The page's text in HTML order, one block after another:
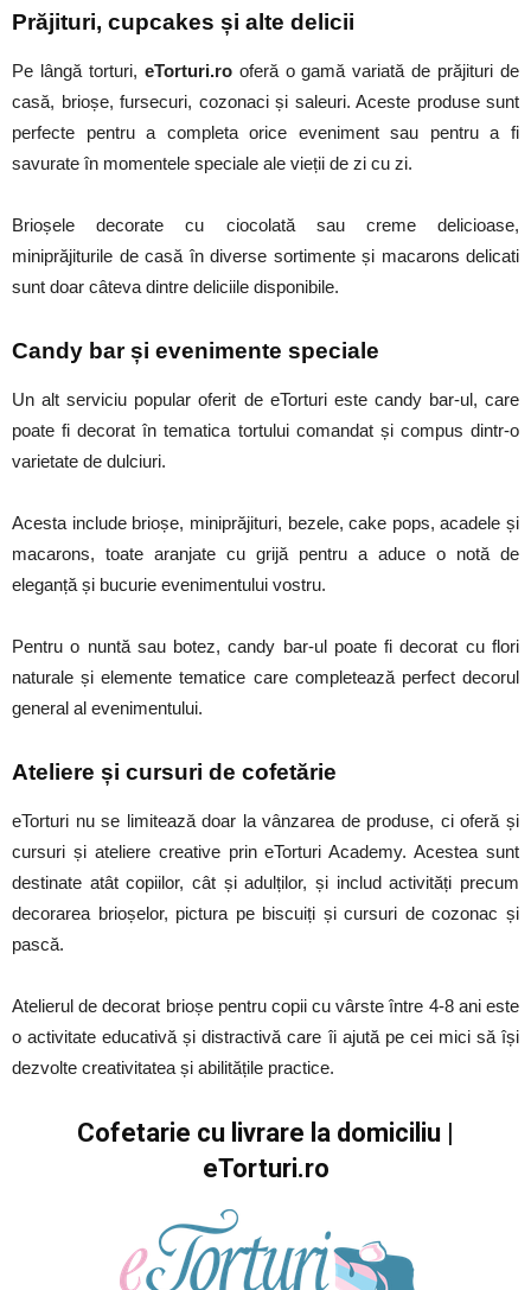
Prăjituri, cupcakes și alte delicii
Pe lângă torturi, eTorturi.rooferă o gamă variată de prăjituri de
casă, brioșe, fursecuri, cozonaci și saleuri. Aceste produse sunt
perfecte pentru a completa orice eveniment sau pentru a fi
savurate în momentele speciale ale vieții de zi cu zi.
Brioșele decorate cu ciocolată sau creme delicioase,
miniprăjiturile de casă în diverse sortimente și macarons delicati
sunt doar câteva dintre deliciile disponibile.
Candy bar și evenimente speciale
Un alt serviciu popular oferit de eTorturi este candy bar-ul, care
poate fi decorat în tematica tortului comandat și compus dintr-o
varietate de dulciuri.
Acesta include brioșe, miniprăjituri, bezele, cake pops, acadele și
macarons, toate aranjate cu grijă pentru a aduce o notă de
eleganță și bucurie evenimentului vostru.
Pentru o nuntă sau botez, candy bar-ul poate fi decorat cu flori
naturale și elemente tematice care completează perfect decorul
general al evenimentului.
Ateliere și cursuri de cofetărie
eTorturi nu se limitează doar la vânzarea de produse, ci oferă și
cursuri și ateliere creative prin eTorturi Academy. Acestea sunt
destinate atât copiilor, cât și adulților, și includ activități precum
decorarea brioșelor, pictura pe biscuiți și cursuri de cozonac și
pască.
Atelierul de decorat brioșe pentru copii cu vârste între 4-8 ani este
o activitate educativă și distractivă care îi ajută pe cei mici să își
dezvolte creativitatea și abilitățile practice.
Cofetarie cu livrare la domiciliu |
eTorturi.ro